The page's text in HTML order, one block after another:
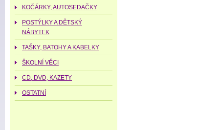
KOČÁRKY, AUTOSEDAČKY
POSTÝLKY A DĚTSKÝ
NÁBYTEK
TAŠKY, BATOHY A KABELKY
ŠKOLNÍ VĚCI
CD, DVD, KAZETY
OSTATNÍ